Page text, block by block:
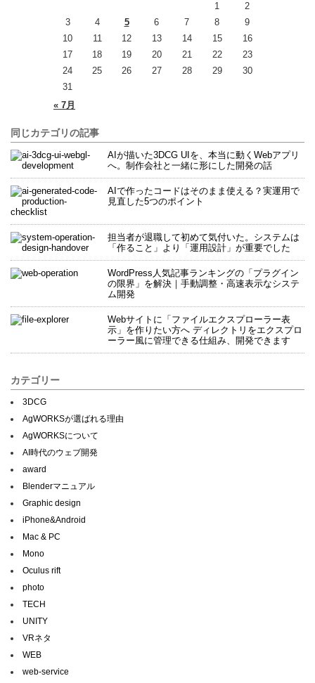
« 7月
1
2
3
4 5 6 7 8
9
10
11 12 13 14 15
16
17
18 19 20 21 22
23
24
25 26 27 28 29
30
31
同じカテゴリの記事
AIが描いた3DCG UIを、本当に動くWebアプリ
へ。制作会社と一緒に形にした開発の話
AIで作ったコードはそのまま使える？実運用で
見直した5つのポイント
担当者が退職して初めて気付いた。システムは
「作ること」より「運用設計」が重要でした
WordPress人気記事ランキングの「プラグイン
の限界」を解決｜手動調整・高速表示なシステ
ム開発
Webサイトに「ファイルエクスプローラー表
示」を作りたい方へ ディレクトリをエクスプロ
ーラー風に管理できる仕組み、開発できます
カテゴリー
3DCG
AgWORKSが選ばれる理由
AgWORKSについて
AI時代のウェブ開発
award
Blenderマニュアル
Graphic design
iPhone&Android
Mac & PC
Mono
Oculus rift
photo
TECH
UNITY
VRネタ
WEB
web-service